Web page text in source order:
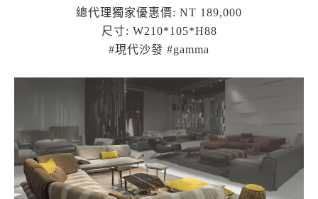
總代理獨家優惠價: NT 189,000
尺寸: W210*105*H88
#現代沙發 #gamma